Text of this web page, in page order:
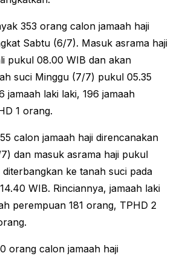
353 orang calon jamaah haji
Sabtu (6/7). Masuk asrama haji
pukul 08.00 WIB dan akan
suci Minggu (7/7) pukul 05.35
jamaah laki laki, 196 jamaah
1 orang.
calon jamaah haji direncanakan
dan masuk asrama haji pukul
ke tanah suci pada
WIB. Rinciannya, jamaah laki
perempuan 181 orang, TPHD 2
orang calon jamaah haji